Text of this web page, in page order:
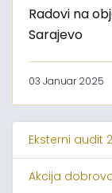
Radovi na
Sarajevo
03 Januar 2025
Eksterni audit
Akcija